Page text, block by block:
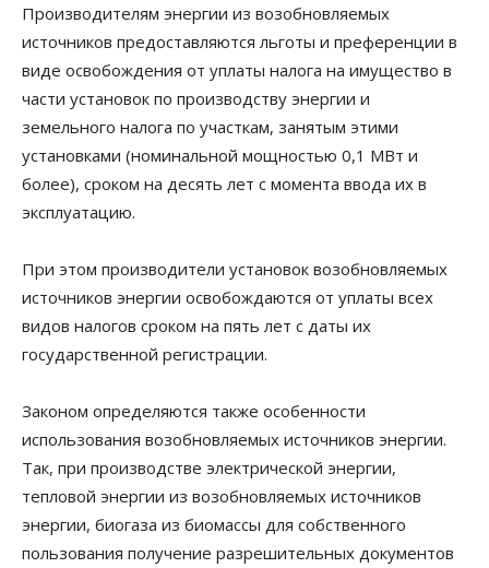
Производителям энергии из возобновляемых
источников предоставляются льготы и преференции в
виде освобождения от уплаты налога на имущество в
части установок по производству энергии и
земельного налога по участкам, занятым этими
установками (номинальной мощностью 0,1 МВт и
более), сроком на десять лет с момента ввода их в
эксплуатацию.
При этом производители установок возобновляемых
источников энергии освобождаются от уплаты всех
видов налогов сроком на пять лет с даты их
государственной регистрации.
Законом определяются также особенности
использования возобновляемых источников энергии.
Так, при производстве электрической энергии,
тепловой энергии из возобновляемых источников
энергии, биогаза из биомассы для собственного
пользования получение разрешительных документов